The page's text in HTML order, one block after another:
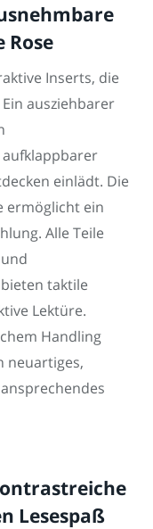
Rose
Inserts, die
ausziehbarer
einlädt. Die
ermöglicht ein
Alle Teile
taktile
Lektüre.
Handling
neuartiges,
Lesespaß